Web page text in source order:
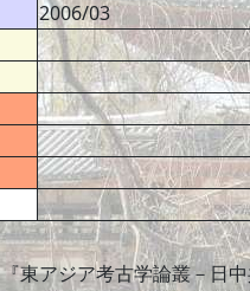
2006/03
『東アジア考古学論叢－日